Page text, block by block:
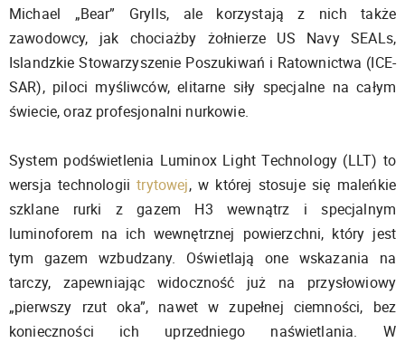
Michael „Bear” Grylls, ale korzystają z nich także
zawodowcy, jak chociażby żołnierze US Navy SEALs,
Islandzkie Stowarzyszenie Poszukiwań i Ratownictwa (ICE-
SAR), piloci myśliwców, elitarne siły specjalne na całym
świecie, oraz profesjonalni nurkowie.
System podświetlenia Luminox Light Technology (LLT) to
wersja technologiitrytowej, w której stosuje się maleńkie
szklane rurki z gazem H3 wewnątrz i specjalnym
luminoforem na ich wewnętrznej powierzchni, który jest
tym gazem wzbudzany. Oświetlają one wskazania na
tarczy, zapewniając widoczność już na przysłowiowy
„pierwszy rzut oka”, nawet w zupełnej ciemności, bez
konieczności ich uprzedniego naświetlania. W